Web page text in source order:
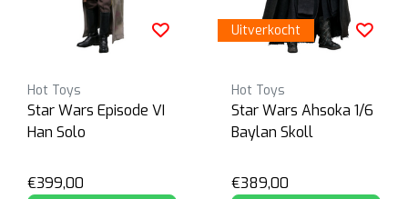
Hot Toys
Star Wars Episode VI
Han Solo
€399,00
Uitverkocht
Hot Toys
Star Wars Ahsoka 1/6
Baylan Skoll
€389,00